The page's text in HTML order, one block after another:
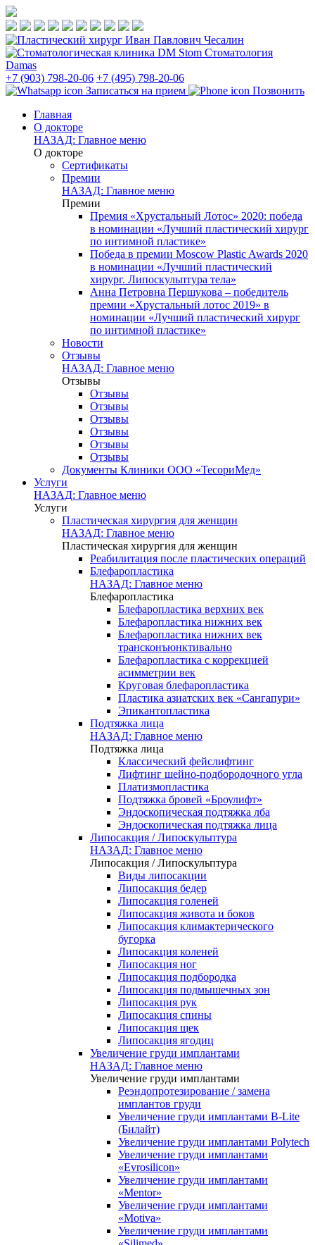
Стоматология
Damas
+7 (903) 798-20-06 +7 (495) 798-20-06
Записаться на прием
Позвонить
Главная
О докторе
НАЗАД: Главное меню
О докторе
Сертификаты
Премии
НАЗАД: Главное меню
Премии
Премия «Хрустальный Лотос» 2020: победа
в номинации «Лучший пластический хирург
по интимной пластике»
Победа в премии Moscow Plastic Awards 2020
в номинации «Лучший пластический
хирург. Липоскульптура тела»
Анна Петровна Першукова – победитель
премии «Хрустальный лотос 2019» в
номинации «Лучший пластический хирург
по интимной пластике»
Новости
Отзывы
НАЗАД: Главное меню
Отзывы
Отзывы
Отзывы
Отзывы
Отзывы
Отзывы
Отзывы
Документы Клиники ООО «ТесориМед»
Услуги
НАЗАД: Главное меню
Услуги
Пластическая хирургия для женщин
НАЗАД: Главное меню
Пластическая хирургия для женщин
Реабилитация после пластических операций
Блефаропластика
НАЗАД: Главное меню
Блефаропластика
Блефаропластика верхних век
Блефаропластика нижних век
Блефаропластика нижних век
трансконъюнктивально
Блефаропластика с коррекцией
асимметрии век
Круговая блефаропластика
Пластика азиатских век «Сангапури»
Эпикантопластика
Подтяжка лица
НАЗАД: Главное меню
Подтяжка лица
Классический фейслифтинг
Лифтинг шейно-подбородочного угла
Платизмопластика
Подтяжка бровей «Броулифт»
Эндоскопическая подтяжка лба
Эндоскопическая подтяжка лица
Липосакция / Липоскульптура
НАЗАД: Главное меню
Липосакция / Липоскульптура
Виды липосакции
Липосакция бедер
Липосакция голеней
Липосакция живота и боков
Липосакция климактерического
бугорка
Липосакция коленей
Липосакция ног
Липосакция подбородка
Липосакция подмышечных зон
Липосакция рук
Липосакция спины
Липосакция щек
Липосакция ягодиц
Увеличение груди имплантами
НАЗАД: Главное меню
Увеличение груди имплантами
Реэндопротезирование / замена
имплантов груди
Увеличение груди имплантами B-Lite
(Билайт)
Увеличение груди имплантами Polytech
Увеличение груди имплантами
«Evrosilicon»
Увеличение груди имплантами
«Mentor»
Увеличение груди имплантами
«Motiva»
Увеличение груди имплантами